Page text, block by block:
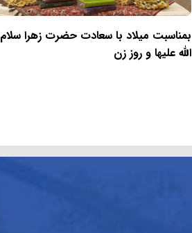
بمناسبت ميلاد با سعادت حضرت زهرا سلام
الله علیها و روز زن